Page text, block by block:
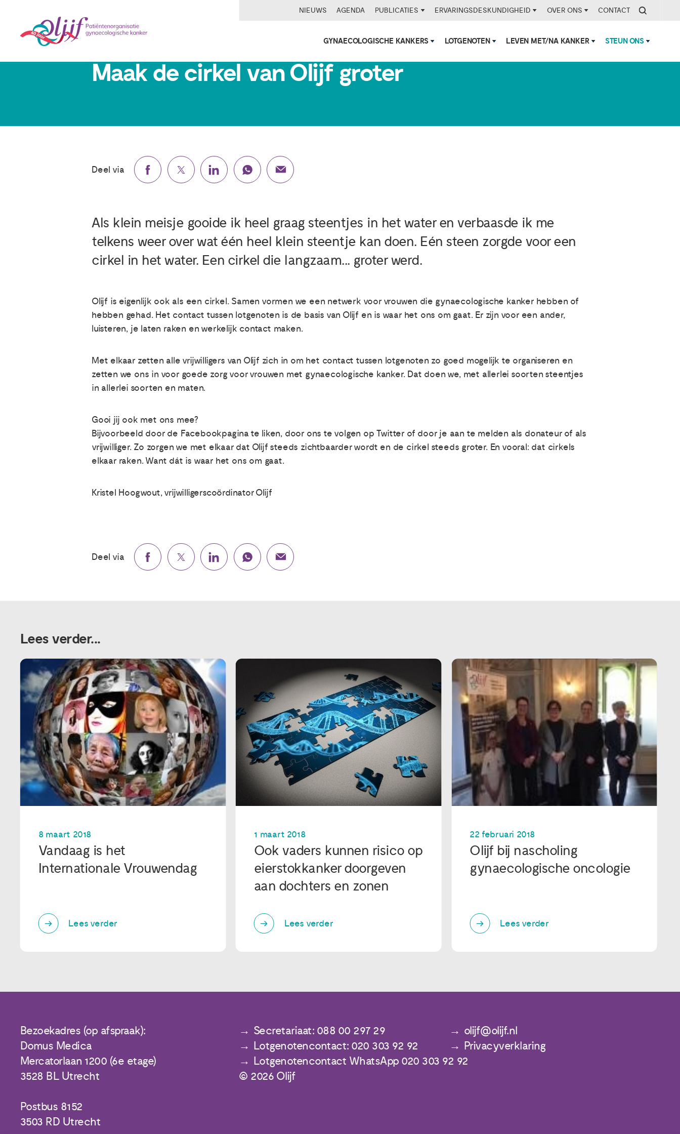
NIEUWS AGENDA PUBLICATIES ERVARINGSDESKUNDIGHEID OVER ONS CONTACT
GYNAECOLOGISCHE KANKERS LOTGENOTEN LEVEN MET/NA KANKER STEUN ONS
Maak de cirkel van Olijf groter
Deel via
Als klein meisje gooide ik heel graag steentjes in het water en verbaasde ik me
telkens weer over wat één heel klein steentje kan doen. Eén steen zorgde voor een
cirkel in het water. Een cirkel die langzaam... groter werd.
Olijf is eigenlijk ook als een cirkel. Samen vormen we een netwerk voor vrouwen die gynaecologische kanker hebben of
hebben gehad. Het contact tussen lotgenoten is de basis van Olijf en is waar het ons om gaat. Er zijn voor een ander,
luisteren, je laten raken en werkelijk contact maken.
Met elkaar zetten alle vrijwilligers van Olijf zich in om het contact tussen lotgenoten zo goed mogelijk te organiseren en
zetten we ons in voor goede zorg voor vrouwen met gynaecologische kanker. Dat doen we, met allerlei soorten steentjes
in allerlei soorten en maten.
Gooi jij ook met ons mee?
Bijvoorbeeld door de Facebookpagina te liken, door ons te volgen op Twitter of door je aan te melden als donateur of als
vrijwilliger. Zo zorgen we met elkaar dat Olijf steeds zichtbaarder wordt en de cirkel steeds groter. En vooral: dat cirkels
elkaar raken. Want dát is waar het ons om gaat.
Kristel Hoogwout, vrijwilligerscoördinator Olijf
Deel via
Lees verder...
8 maart 2018
Vandaag is het
Internationale Vrouwendag
Lees verder
1 maart 2018
Ook vaders kunnen risico op
eierstokkanker doorgeven
aan dochters en zonen
Lees verder
22 februari 2018
Olijf bij nascholing
gynaecologische oncologie
Lees verder
Bezoekadres (op afspraak):
Domus Medica
Mercatorlaan 1200 (6e etage)
3528 BL Utrecht
Postbus 8152
3503 RD Utrecht
Secretariaat: 088 00 297 29
olijf@olijf.nl
Lotgenotencontact: 020 303 92 92
Privacyverklaring
Lotgenotencontact WhatsApp 020 303 92 92
© 2026 Olijf